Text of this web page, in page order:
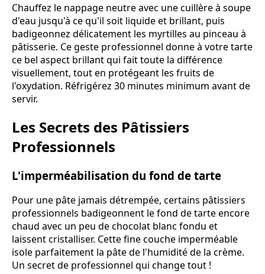
Chauffez le nappage neutre avec une cuillère à soupe
d'eau jusqu'à ce qu'il soit liquide et brillant, puis
badigeonnez délicatement les myrtilles au pinceau à
pâtisserie. Ce geste professionnel donne à votre tarte
ce bel aspect brillant qui fait toute la différence
visuellement, tout en protégeant les fruits de
l'oxydation. Réfrigérez 30 minutes minimum avant de
servir.
Les Secrets des Pâtissiers
Professionnels
L'imperméabilisation du fond de tarte
Pour une pâte jamais détrempée, certains pâtissiers
professionnels badigeonnent le fond de tarte encore
chaud avec un peu de chocolat blanc fondu et
laissent cristalliser. Cette fine couche imperméable
isole parfaitement la pâte de l'humidité de la crème.
Un secret de professionnel qui change tout !